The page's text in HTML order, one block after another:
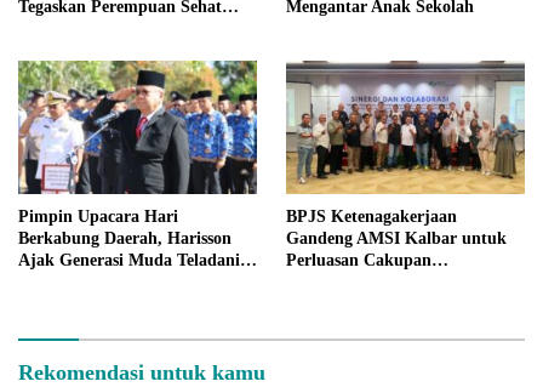
Tegaskan Perempuan Sehat
Mengantar Anak Sekolah
Pimpin Upacara Hari
Berkabung Daerah, Harisson
Ajak Generasi Muda Teladani
BPJS Ketenagakerjaan
Gandeng AMSI Kalbar untuk
Perluasan Cakupan
Rekomendasi untuk kamu